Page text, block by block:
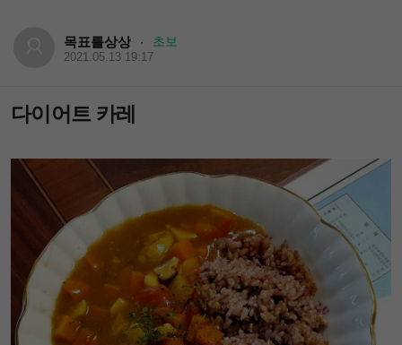
목표를상상 · 초보
2021.05.13 19:17
다이어트 카레